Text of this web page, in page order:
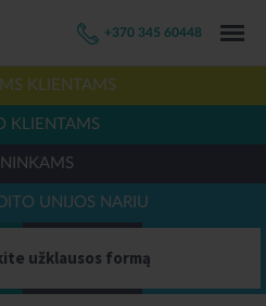
+370 345 60448
KLIENTAMS
KLIENTAMS
UNIJOS NARIU
užklausos formą